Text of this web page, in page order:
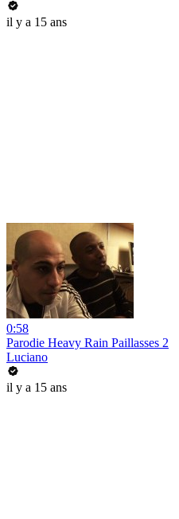
il y a 15 ans
0:58
Parodie Heavy Rain Paillasses 2
Luciano
il y a 15 ans